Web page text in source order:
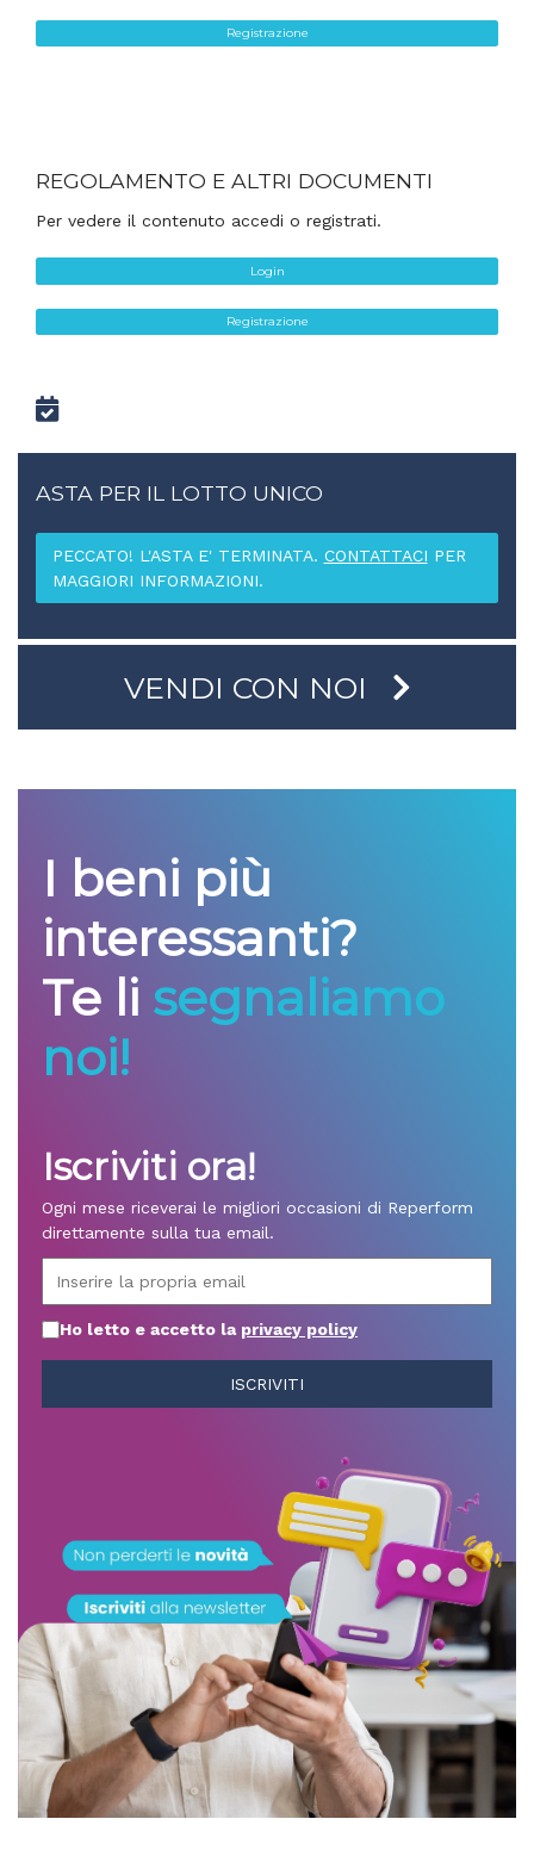
Registrazione
REGOLAMENTO E ALTRI DOCUMENTI
Per vedere il contenuto accedi o registrati.
Login
Registrazione
ASTA PER IL LOTTO UNICO
PECCATO! L'ASTA E' TERMINATA. CONTATTACI PER
MAGGIORI INFORMAZIONI.
VENDI CON NOI
I beni più
interessanti?
Te li segnaliamo
noi!
Iscriviti ora!
Ogni mese riceverai le migliori occasioni di Reperform
direttamente sulla tua email.
Ho letto e accetto la privacy policy